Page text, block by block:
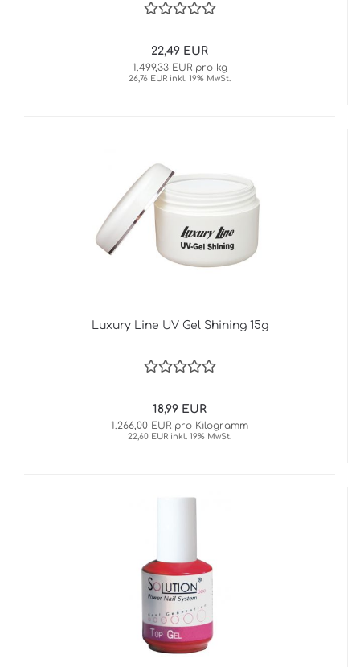
22,49 EUR
1.499,33 EUR pro kg
26,76 EUR inkl. 19% MwSt.
Luxury Line UV Gel Shining 15g
18,99 EUR
1.266,00 EUR pro Kilogramm
22,60 EUR inkl. 19% MwSt.